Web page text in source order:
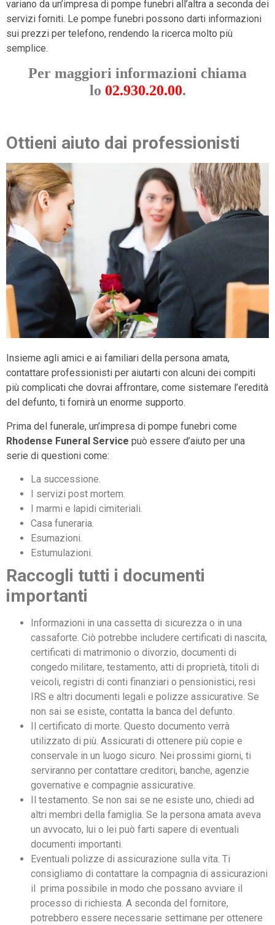
variano da un’impresa di pompe funebri all’altra a seconda dei
servizi forniti. Le pompe funebri possono darti informazioni
sui prezzi per telefono, rendendo la ricerca molto più
semplice.
Per maggiori informazioni chiama
lo 02.930.20.00.
Ottieni aiuto dai professionisti
Insieme agli amici e ai familiari della persona amata,
contattare professionisti per aiutarti con alcuni dei compiti
più complicati che dovrai affrontare, come sistemare l’eredità
del defunto, ti fornirà un enorme supporto.
Prima del funerale, un’impresa di pompe funebri come
Rhodense Funeral Service può essere d’aiuto per una
serie di questioni come:
La successione.
I servizi post mortem.
I marmi e lapidi cimiteriali.
Casa funeraria.
Esumazioni.
Estumulazioni.
Raccogli tutti i documenti
importanti
Informazioni in una cassetta di sicurezza o in una
cassaforte. Ciò potrebbe includere certificati di nascita,
certificati di matrimonio o divorzio, documenti di
congedo militare, testamento, atti di proprietà, titoli di
veicoli, registri di conti finanziari o pensionistici, resi
IRS e altri documenti legali e polizze assicurative. Se
non sai se esiste, contatta la banca del defunto.
Il certificato di morte. Questo documento verrà
utilizzato di più. Assicurati di ottenere più copie e
conservale in un luogo sicuro. Nei prossimi giorni, ti
serviranno per contattare creditori, banche, agenzie
governative e compagnie assicurative.
Il testamento. Se non sai se ne esiste uno, chiedi ad
altri membri della famiglia. Se la persona amata aveva
un avvocato, lui o lei può farti sapere di eventuali
documenti importanti.
Eventuali polizze di assicurazione sulla vita. Ti
consigliamo di contattare la compagnia di assicurazioni
il prima possibile in modo che possano avviare il
processo di richiesta. A seconda del fornitore,
potrebbero essere necessarie settimane per ottenere